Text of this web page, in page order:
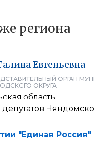
региона
Евгеньевна
ОРГАН
ОКРУГА
область
"Единая Россия"